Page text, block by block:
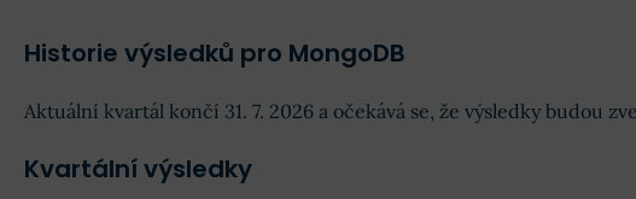
Historie výsledků pro MongoDB
Aktuální kvartál končí 31. 7. 2026 a očekává se, že výsledky budou
Kvartální výsledky